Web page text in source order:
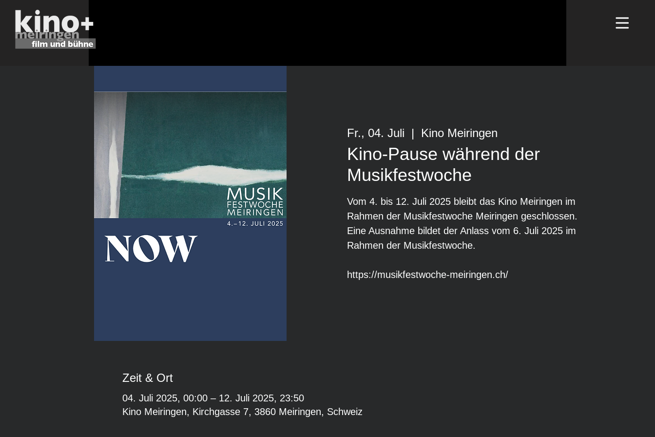
Fr., 04. Juli
  |
Kino Meiringen
Kino-Pause während der
Musikfestwoche
Vom 4. bis 12. Juli 2025 bleibt das Kino Meiringen im
Rahmen der Musikfestwoche Meiringen geschlossen.
Eine Ausnahme bildet der Anlass vom 6. Juli 2025 im
Rahmen der Musikfestwoche.
https://musikfestwoche-meiringen.ch/
Zeit & Ort
04. Juli 2025, 00:00 – 12. Juli 2025, 23:50
Kino Meiringen, Kirchgasse 7, 3860 Meiringen, Schweiz